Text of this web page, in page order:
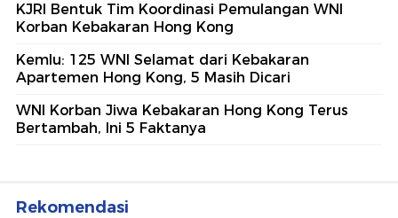
KJRI Bentuk Tim Koordinasi Pemulangan WNI
Korban Kebakaran Hong Kong
Kemlu: 125 WNI Selamat dari Kebakaran
Apartemen Hong Kong, 5 Masih Dicari
WNI Korban Jiwa Kebakaran Hong Kong Terus
Bertambah, Ini 5 Faktanya
Rekomendasi